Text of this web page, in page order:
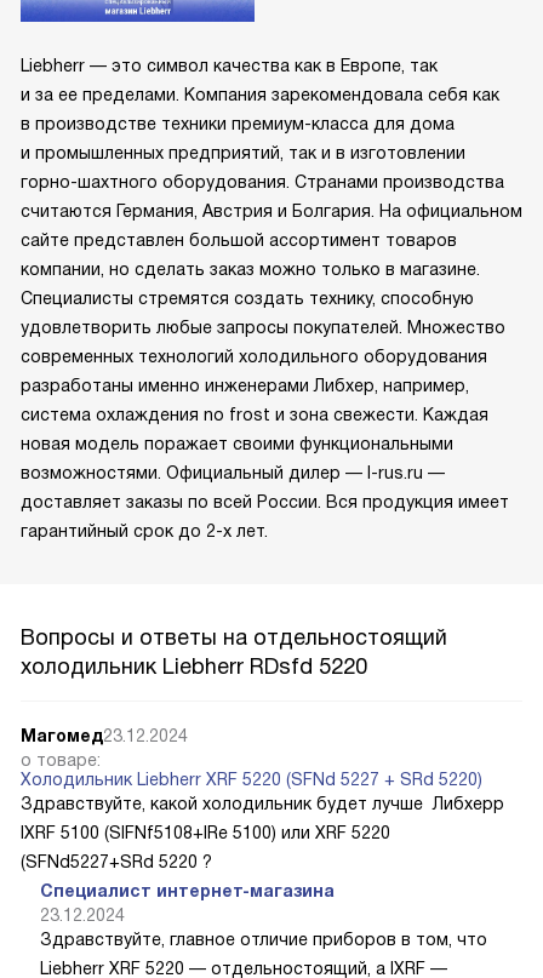
Liebherr — это символ качества как в Европе, так
и за ее пределами. Компания зарекомендовала себя как
в производстве техники премиум-класса для дома
и промышленных предприятий, так и в изготовлении
горно-шахтного оборудования. Странами производства
считаются Германия, Австрия и Болгария. На официальном
сайте представлен большой ассортимент товаров
компании, но сделать заказ можно только в магазине.
Специалисты стремятся создать технику, способную
удовлетворить любые запросы покупателей. Множество
современных технологий холодильного оборудования
разработаны именно инженерами Либхер, например,
система охлаждения no frost и зона свежести. Каждая
новая модель поражает своими функциональными
возможностями. Официальный дилер — l-rus.ru —
доставляет заказы по всей России. Вся продукция имеет
гарантийный срок до 2-х лет.
Вопросы и ответы на отдельностоящий
холодильник Liebherr RDsfd 5220
Магомед23.12.2024
о товаре:
Холодильник Liebherr XRF 5220 (SFNd 5227 + SRd 5220)
Здравствуйте, какой холодильник будет лучше Либхерр
IXRF 5100 (SIFNf5108+IRe 5100) или XRF 5220
(SFNd5227+SRd 5220 ?
Специалист интернет-магазина
23.12.2024
Здравствуйте, главное отличие приборов в том, что
Liebherr XRF 5220 — отдельностоящий, а IXRF —